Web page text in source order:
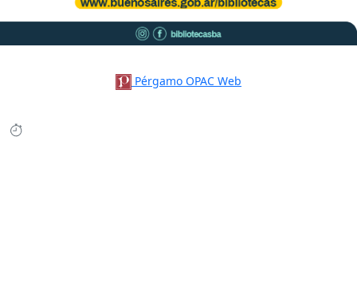
Pérgamo OPAC Web